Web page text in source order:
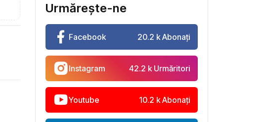
Urmărește-ne
Facebook 20.2 k Abonați
Instagram 42.2 k Urmăritori
Youtube 10.2 k Abonați